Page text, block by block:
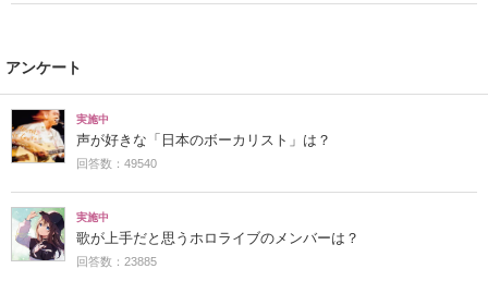
アンケート
実施中
声が好きな「日本のボーカリスト」は？
回答数：49540
実施中
歌が上手だと思うホロライブのメンバーは？
回答数：23885